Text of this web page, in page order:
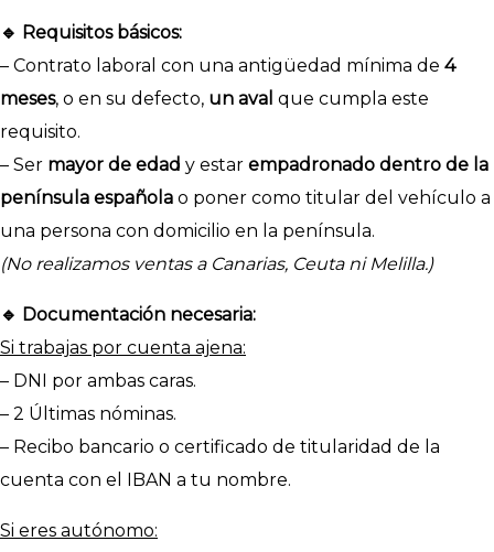
🔹 Requisitos básicos:
– Contrato laboral con una antigüedad mínima de 4
meses, o en su defecto, un aval que cumpla este
requisito.
– Ser mayor de edad y estar empadronado dentro de la
península española o poner como titular del vehículo a
una persona con domicilio en la península.
(No realizamos ventas a Canarias, Ceuta ni Melilla.)
🔹 Documentación necesaria:
Si trabajas por cuenta ajena:
– DNI por ambas caras.
– 2 Últimas nóminas.
– Recibo bancario o certificado de titularidad de la
cuenta con el IBAN a tu nombre.
Si eres autónomo: